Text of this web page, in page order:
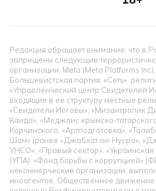
Редакция обращает внимание, что в
запрещены следующие
организации: Meta (Meta Platforms
Большевистская партия, «Сеть»,
«Управленческий центр Свидетелей
входящие в ее структуру местные
«Свидетели Иеговы», «Мизантропик
Каида», «Меджлис крымско-
Корчинского, «Артподготовка»,
Шам» (ранее «Джабхат ан-Нусра»,
УНСО», «Правый сектор», «Украинская
(УПА). «Фонд борьбы с коррупцией»
некоммерческие организации,
иноагентов. Общественное